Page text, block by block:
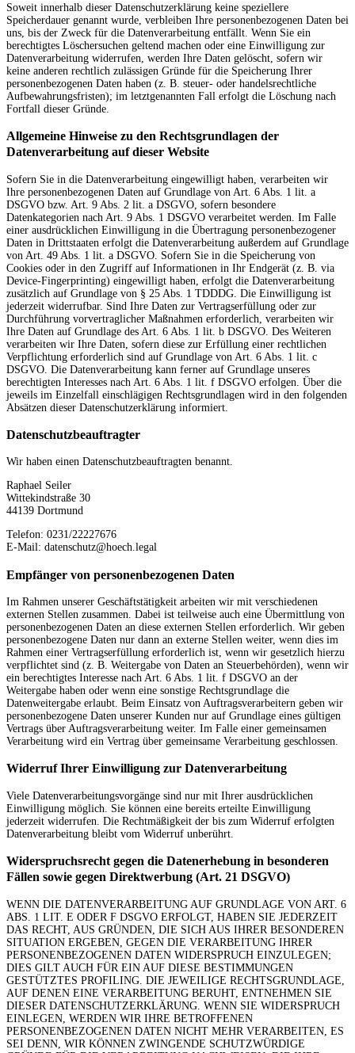
Soweit innerhalb dieser Datenschutzerklärung keine speziellere
Speicherdauer genannt wurde, verbleiben Ihre personenbezogenen Daten bei
uns, bis der Zweck für die Datenverarbeitung entfällt. Wenn Sie ein
berechtigtes Löschersuchen geltend machen oder eine Einwilligung zur
Datenverarbeitung widerrufen, werden Ihre Daten gelöscht, sofern wir
keine anderen rechtlich zulässigen Gründe für die Speicherung Ihrer
personenbezogenen Daten haben (z. B. steuer- oder handelsrechtliche
Aufbewahrungsfristen); im letztgenannten Fall erfolgt die Löschung nach
Fortfall dieser Gründe.
Allgemeine Hinweise zu den Rechtsgrundlagen der
Datenverarbeitung auf dieser Website
Sofern Sie in die Datenverarbeitung eingewilligt haben, verarbeiten wir
Ihre personenbezogenen Daten auf Grundlage von Art. 6 Abs. 1 lit. a
DSGVO bzw. Art. 9 Abs. 2 lit. a DSGVO, sofern besondere
Datenkategorien nach Art. 9 Abs. 1 DSGVO verarbeitet werden. Im Falle
einer ausdrücklichen Einwilligung in die Übertragung personenbezogener
Daten in Drittstaaten erfolgt die Datenverarbeitung außerdem auf Grundlage
von Art. 49 Abs. 1 lit. a DSGVO. Sofern Sie in die Speicherung von
Cookies oder in den Zugriff auf Informationen in Ihr Endgerät (z. B. via
Device-Fingerprinting) eingewilligt haben, erfolgt die Datenverarbeitung
zusätzlich auf Grundlage von § 25 Abs. 1 TDDDG. Die Einwilligung ist
jederzeit widerrufbar. Sind Ihre Daten zur Vertragserfüllung oder zur
Durchführung vorvertraglicher Maßnahmen erforderlich, verarbeiten wir
Ihre Daten auf Grundlage des Art. 6 Abs. 1 lit. b DSGVO. Des Weiteren
verarbeiten wir Ihre Daten, sofern diese zur Erfüllung einer rechtlichen
Verpflichtung erforderlich sind auf Grundlage von Art. 6 Abs. 1 lit. c
DSGVO. Die Datenverarbeitung kann ferner auf Grundlage unseres
berechtigten Interesses nach Art. 6 Abs. 1 lit. f DSGVO erfolgen. Über die
jeweils im Einzelfall einschlägigen Rechtsgrundlagen wird in den folgenden
Absätzen dieser Datenschutzerklärung informiert.
Datenschutz­beauftragter
Wir haben einen Datenschutzbeauftragten benannt.
Raphael Seiler
Wittekindstraße 30
44139 Dortmund
Telefon: 0231/22227676
E-Mail: datenschutz@hoech.legal
Empfänger von personenbezogenen Daten
Im Rahmen unserer Geschäftstätigkeit arbeiten wir mit verschiedenen
externen Stellen zusammen. Dabei ist teilweise auch eine Übermittlung von
personenbezogenen Daten an diese externen Stellen erforderlich. Wir geben
personenbezogene Daten nur dann an externe Stellen weiter, wenn dies im
Rahmen einer Vertragserfüllung erforderlich ist, wenn wir gesetzlich hierzu
verpflichtet sind (z. B. Weitergabe von Daten an Steuerbehörden), wenn wir
ein berechtigtes Interesse nach Art. 6 Abs. 1 lit. f DSGVO an der
Weitergabe haben oder wenn eine sonstige Rechtsgrundlage die
Datenweitergabe erlaubt. Beim Einsatz von Auftragsverarbeitern geben wir
personenbezogene Daten unserer Kunden nur auf Grundlage eines gültigen
Vertrags über Auftragsverarbeitung weiter. Im Falle einer gemeinsamen
Verarbeitung wird ein Vertrag über gemeinsame Verarbeitung geschlossen.
Widerruf Ihrer Einwilligung zur Datenverarbeitung
Viele Datenverarbeitungsvorgänge sind nur mit Ihrer ausdrücklichen
Einwilligung möglich. Sie können eine bereits erteilte Einwilligung
jederzeit widerrufen. Die Rechtmäßigkeit der bis zum Widerruf erfolgten
Datenverarbeitung bleibt vom Widerruf unberührt.
Widerspruchsrecht gegen die Datenerhebung in besonderen
Fällen sowie gegen Direktwerbung (Art. 21 DSGVO)
WENN DIE DATENVERARBEITUNG AUF GRUNDLAGE VON ART. 6
ABS. 1 LIT. E ODER F DSGVO ERFOLGT, HABEN SIE JEDERZEIT
DAS RECHT, AUS GRÜNDEN, DIE SICH AUS IHRER BESONDEREN
SITUATION ERGEBEN, GEGEN DIE VERARBEITUNG IHRER
PERSONENBEZOGENEN DATEN WIDERSPRUCH EINZULEGEN;
DIES GILT AUCH FÜR EIN AUF DIESE BESTIMMUNGEN
GESTÜTZTES PROFILING. DIE JEWEILIGE RECHTSGRUNDLAGE,
AUF DENEN EINE VERARBEITUNG BERUHT, ENTNEHMEN SIE
DIESER DATENSCHUTZERKLÄRUNG. WENN SIE WIDERSPRUCH
EINLEGEN, WERDEN WIR IHRE BETROFFENEN
PERSONENBEZOGENEN DATEN NICHT MEHR VERARBEITEN, ES
SEI DENN, WIR KÖNNEN ZWINGENDE SCHUTZWÜRDIGE